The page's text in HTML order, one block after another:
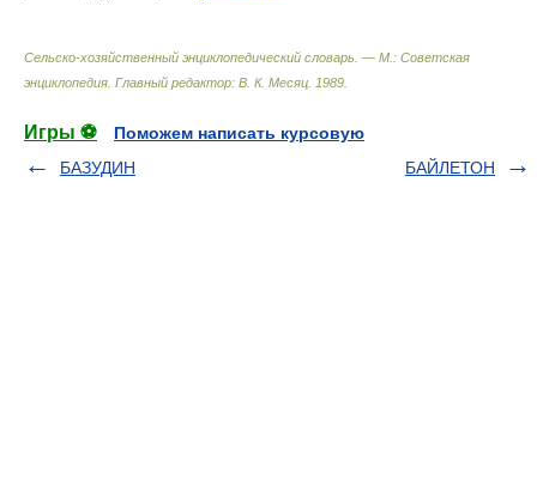
Сельско-хозяйственный энциклопедический словарь. — М.: Советская
энциклопедия Главный редактор: В. К. Месяц 1989
Игры ⚽
Поможем написать курсовую
БАЗУДИН
БАЙЛЕТОН